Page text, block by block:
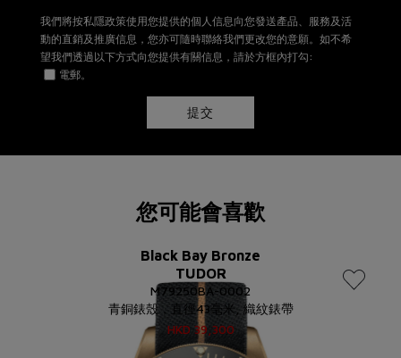
我們將按私隱政策使用您提供的個人信息向您發送產品、服務及活
動的直銷及推廣信息，您亦可隨時聯絡我們更改您的意願。如不希
望我們透過以下方式向您提供有關信息，請於方框內打勾:
電郵。
提交
您可能會喜歡
Black Bay Bronze
TUDOR
M79250BA-0002
青銅錶殼，直徑43毫米, 織紋錶帶
HKD 39,300